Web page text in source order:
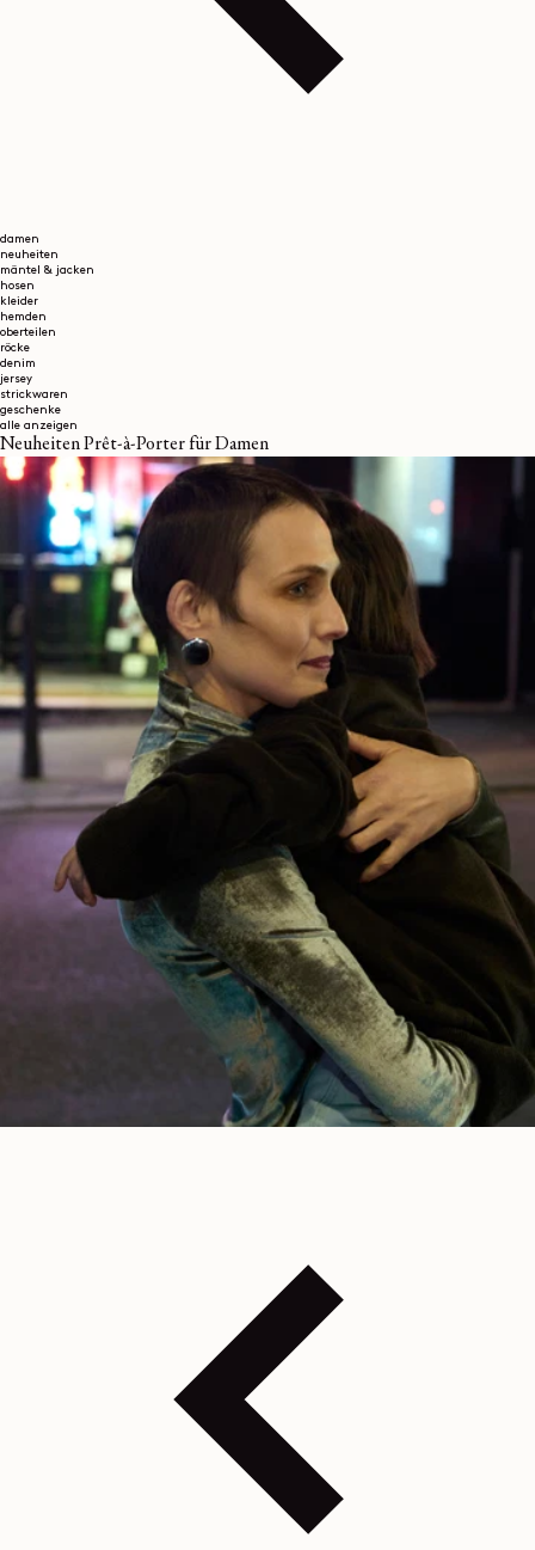
damen
neuheiten
mäntel & jacken
hosen
kleider
hemden
oberteilen
röcke
denim
jersey
strickwaren
geschenke
alle anzeigen
Neuheiten Prêt-à-Porter für Damen